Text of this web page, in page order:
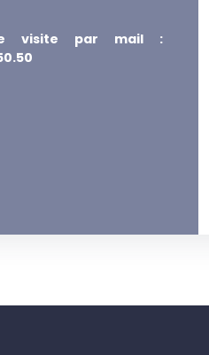
visite par mail :